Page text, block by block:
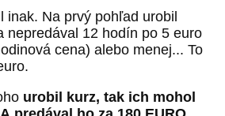
inak. Na prvý pohľad urobil
nepredával 12 hodín po 5 euro
cena) alebo menej... To
urobil kurz, tak ich mohol